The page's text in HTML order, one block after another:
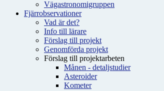
Vägastronomigruppen
Fjärrobservationer
Vad är det?
Info till lärare
Förslag till projekt
Genomförda projekt
Förslag till projektarbeten
Månen - detaljstudier
Asteroider
Kometer